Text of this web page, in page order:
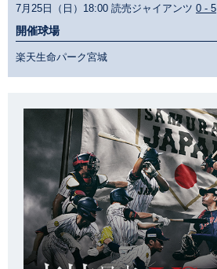
7月25日（日）18:00 読売ジャイアンツ 0 - 5
開催球場
楽天生命パーク宮城